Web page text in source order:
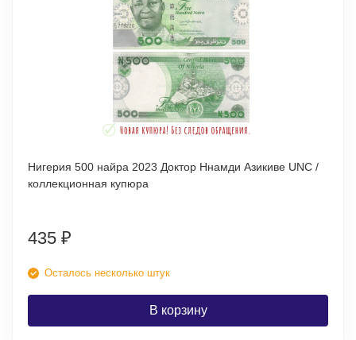
Нигерия 500 найра 2023 Доктор Ннамди Азикиве UNC /
коллекционная купюра
435 ₽
Осталось несколько штук
В корзину